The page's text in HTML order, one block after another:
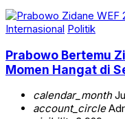
Internasional Politik
Prabowo Bertemu
Momen Hangat di
calendar_month
account_circle